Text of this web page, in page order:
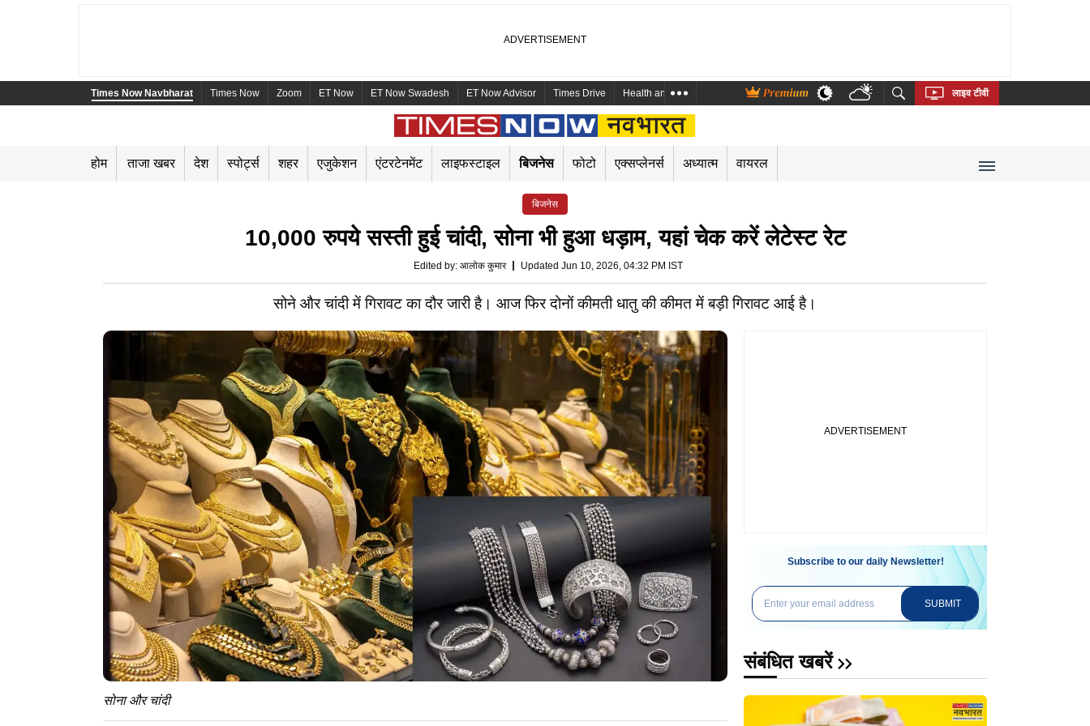
Times Now Navbharat Times Now Zoom ET Now ET Now Swadesh ET Now Advisor Times Drive Health and Me Bengali Telugu Tamil Kannada Malayalam
लाइव टीवी
होम ताजा खबर देश स्पोर्ट्स शहर एजुकेशन एंटरटेनमेंट लाइफस्टाइल बिजनेस फोटो एक्सप्लेनर्स अध्यात्म वायरल
बिजनेस
10,000 रुपये सस्ती हुई चांदी, सोना भी हुआ धड़ाम, यहां चेक करें लेटेस्ट रेट
Edited by: आलोक कुमार Updated Jun 10, 2026, 04:32 PM IST
सोने और चांदी में गिरावट का दौर जारी है। आज फिर दोनों कीमती धातु की कीमत में बड़ी गिरावट आई है।
सोना और चांदी
Subscribe to our daily Newsletter!
SUBMIT
संबंधित खबरें